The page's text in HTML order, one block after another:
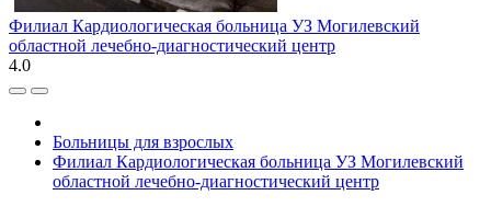
Филиал Кардиологическая больница УЗ Могилевский
областной лечебно-диагностический центр
4.0
Больницы для взрослых
Филиал Кардиологическая больница УЗ Могилевский
областной лечебно-диагностический центр